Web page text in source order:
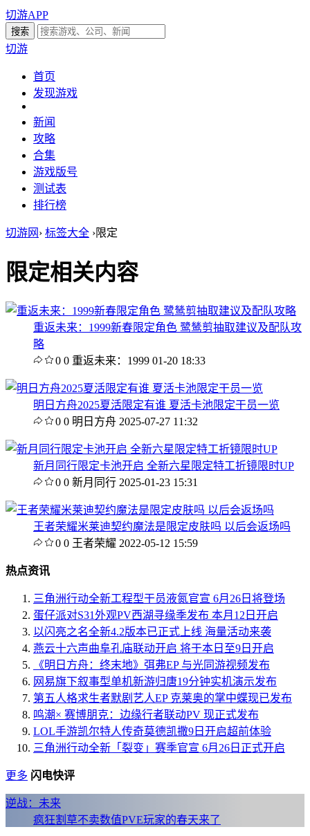
切游APP
切游
首页
发现游戏
新闻
攻略
合集
游戏版号
测试表
排行榜
切游网 › 标签大全 ›限定
限定相关内容
重返未来：1999新春限定角色 鹭鸶剪抽取建议及配队攻
略
0 0 重返未来：1999 01-20 18:33
明日方舟2025夏活限定有谁 夏活卡池限定干员一览
0 0 明日方舟 2025-07-27 11:32
新月同行限定卡池开启 全新六星限定特工折镜限时UP
0 0 新月同行 2025-01-23 15:31
王者荣耀米莱迪契约魔法是限定皮肤吗 以后会返场吗
0 0 王者荣耀 2022-05-12 15:59
热点资讯
三角洲行动全新工程型干员液氮官宣 6月26日将登场
蛋仔派对S31外观PV西湖寻缘季发布 本月12日开启
以闪亮之名全新4.2版本已正式上线 海量活动来袭
燕云十六声曲阜孔庙联动开启 将于本日至9日开启
《明日方舟：终末地》弭弗EP 与光同游视频发布
网易旗下叙事型单机新游归唐19分钟实机演示发布
第五人格求生者默剧艺人EP 克莱奥的掌中蝶现已发布
鸣潮× 赛博朋克：边缘行者联动PV 现正式发布
LOL手游凯尔特人传奇莫德凯撒9日开启超前体验
三角洲行动全新「裂变」赛季官宣 6月26日正式开启
更多 闪电快评
逆战：未来
疯狂割草不卖数值PVE玩家的春天来了